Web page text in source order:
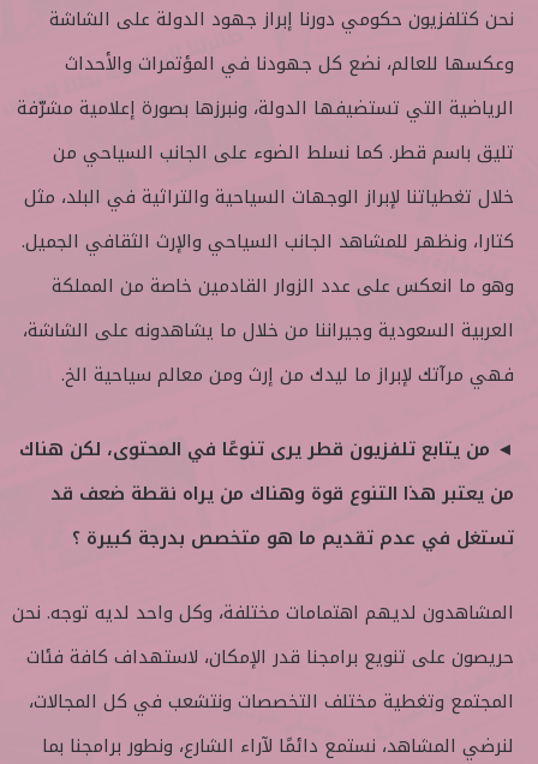
نحن كتلفزيون حكومي دورنا إبراز جهود الدولة على الشاشة
وعكسها للعالم، نضع كل جهودنا في المؤتمرات والأحداث
الرياضية التي تستضيفها الدولة، ونبرزها بصورة إعلامية مشرّفة
تليق باسم قطر. كما نسلط الضوء على الجانب السياحي من
خلال تغطياتنا لإبراز الوجهات السياحية والتراثية في البلد، مثل
كتارا، ونظهر للمشاهد الجانب السياحي والإرث الثقافي الجميل.
وهو ما انعكس على عدد الزوار القادمين خاصة من المملكة
العربية السعودية وجيراننا من خلال ما يشاهدونه على الشاشة،
فهي مرآتك لإبراز ما ليدك من إرث ومن معالم سياحية الخ.
◄ من يتابع تلفزيون قطر يرى تنوعًا في المحتوى، لكن هناك
من يعتبر هذا التنوع قوة وهناك من يراه نقطة ضعف قد
تستغل في عدم تقديم ما هو متخصص بدرجة كبيرة ؟
المشاهدون لديهم اهتمامات مختلفة، وكل واحد لديه توجه. نحن
حريصون على تنويع برامجنا قدر الإمكان، لاستهداف كافة فئات
المجتمع وتغطية مختلف التخصصات ونتشعب في كل المجالات،
لنرضي المشاهد، نستمع دائمًا لآراء الشارع، ونطور برامجنا بما